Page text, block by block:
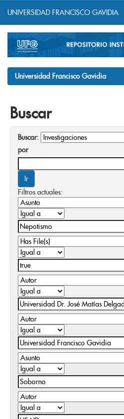
navigation
UNIVERSIDAD FRANCISCO GAVIDIA
Universidad Francisco Gavidia
Buscar
Buscar:
por
Filtros actuales: